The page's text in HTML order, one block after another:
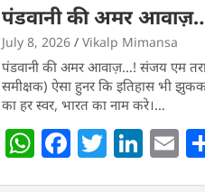
पंडवानी की अमर
July 8, 2026 Vikalp Mimansa
पंडवानी की अमर आवाज़…! संजय एम
समीक्षक) ऐसा हुनर कि इतिहास भी
का हर स्वर, भारत का नाम करे।…
W
h
F
a
T
w
Li
n
E